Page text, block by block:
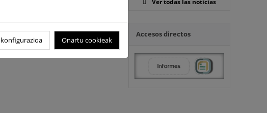
en España
Ver todas las noticias
Accesos directos
Onartu cookieak